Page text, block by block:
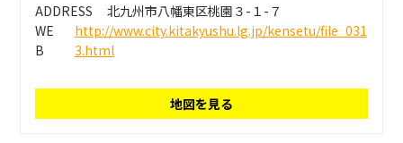
ADDRESS
北九州市八幡東区桃園３-１-７
WE
B
http://www.city.kitakyushu.lg.jp/kensetu/file_031
3.html
地図を見る